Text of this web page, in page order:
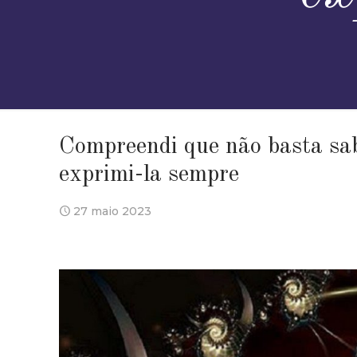
Compreendi que não basta
exprimi-la sempre
27 maio 2023